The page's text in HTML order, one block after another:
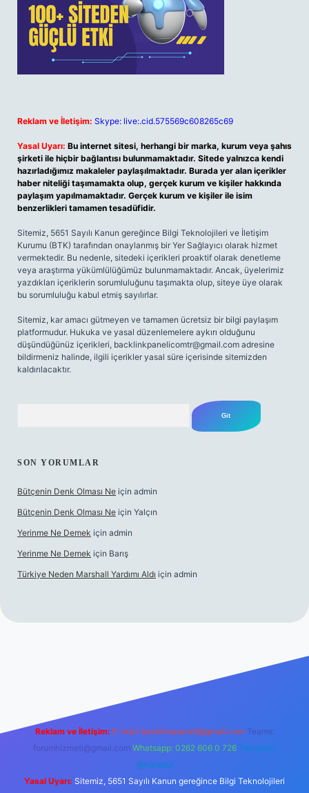
Reklam ve İletişim: Skype: live:.cid.575569c608265c69
Yasal Uyarı: Bu internet sitesi, herhangi bir marka, kurum veya şahıs
şirketi ile hiçbir bağlantısı bulunmamaktadır. Sitede yalnızca kendi
hazırladığımız makaleler paylaşılmaktadır. Burada yer alan içerikler
haber niteliği taşımamakta olup, gerçek kurum ve kişiler hakkında
paylaşım yapılmamaktadır. Gerçek kurum ve kişiler ile isim
benzerlikleri tamamen tesadüfidir.
Sitemiz, 5651 Sayılı Kanun gereğince Bilgi Teknolojileri ve İletişim
Kurumu (BTK) tarafından onaylanmış bir Yer Sağlayıcı olarak hizmet
vermektedir. Bu nedenle, sitedeki içerikleri proaktif olarak denetleme
veya araştırma yükümlülüğümüz bulunmamaktadır. Ancak, üyelerimiz
yazdıkları içeriklerin sorumluluğunu taşımakta olup, siteye üye olarak
bu sorumluluğu kabul etmiş sayılırlar.
Sitemiz, kar amacı gütmeyen ve tamamen ücretsiz bir bilgi paylaşım
platformudur. Hukuka ve yasal düzenlemelere aykırı olduğunu
düşündüğünüz içerikleri, backlinkpanelicomtr@gmail.com adresine
bildirmeniz halinde, ilgili içerikler yasal süre içerisinde sitemizden
kaldırılacaktır.
SON YORUMLAR
Bütçenin Denk Olması Ne için admin
Bütçenin Denk Olması Ne için Yalçın
Yerinme Ne Demek için admin
Yerinme Ne Demek için Barış
Türkiye Neden Marshall Yardımı Aldı için admin
hiltonbet yeni giriş
Reklam ve İletişim: E-mail: backlinkpaneli@gmail.com Teams:
forumhizmeti@gmail.com Whatsapp: 0262 606 0 726 Telegram:
@karabul
Yasal Uyarı: Sitemiz, 5651 Sayılı Kanun gereğince Bilgi Teknolojileri